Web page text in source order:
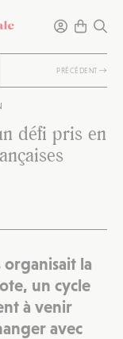
PRÉCÉDENT
défi pris en
la
, un cycle
à venir
avec